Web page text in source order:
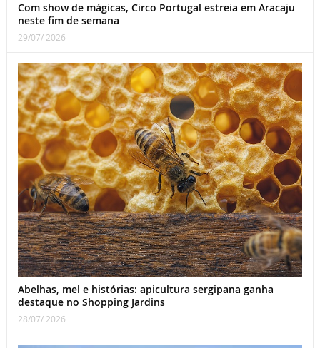
Com show de mágicas, Circo Portugal estreia em Aracaju
neste fim de semana
29/07/ 2026
Abelhas, mel e histórias: apicultura sergipana ganha
destaque no Shopping Jardins
28/07/ 2026